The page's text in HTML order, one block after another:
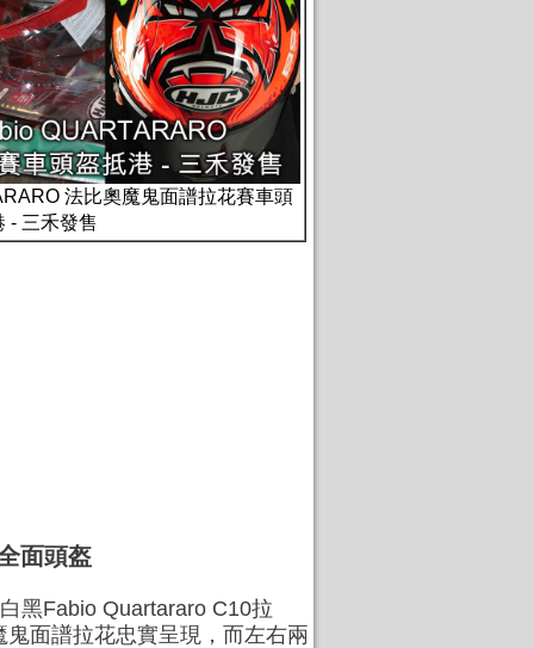
法比奧魔鬼面譜拉花賽車頭
- 三禾發售
面頭盔
黑Fabio Quartararo C10拉
面譜拉花忠實呈現，而左右兩